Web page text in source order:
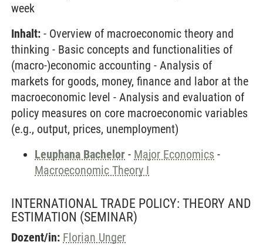
week
Inhalt: - Overview of macroeconomic theory and
thinking - Basic concepts and functionalities of
(macro-)economic accounting - Analysis of
markets for goods, money, finance and labor at the
macroeconomic level - Analysis and evaluation of
policy measures on core macroeconomic variables
(e.g., output, prices, unemployment)
Leuphana Bachelor - Major Economics -
Macroeconomic Theory I
INTERNATIONAL TRADE POLICY: THEORY AND
ESTIMATION (SEMINAR)
Dozent/in: Florian Unger